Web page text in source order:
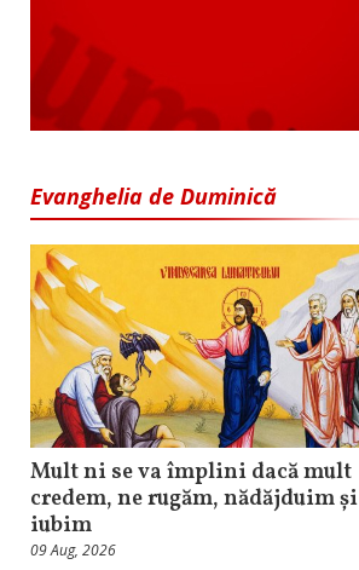
Evanghelia de Duminică
Mult ni se va împlini dacă mult
credem, ne rugăm, nădăjduim și
iubim
09 Aug, 2026